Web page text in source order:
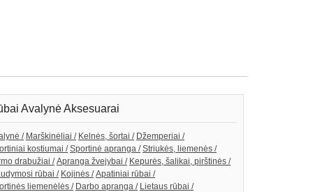
Avalynė Aksesuarai
/ Marškinėliai / Kelnės, šortai / Džemperiai /
kostiumai / Sportinė apranga / Striukės, liemenės /
drabužiai / Apranga žvejybai / Kepurės, šalikai, pirštinės /
rūbai / Kojinės / Apatiniai rūbai /
liemenėlės / Darbo apranga / Lietaus rūbai /